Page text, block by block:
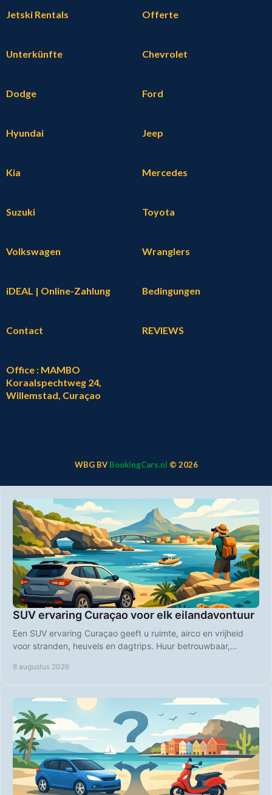
Jetski Rentals Offerte
Unterkünfte Chevrolet
Dodge Ford
Hyundai Jeep
Kia Mercedes
Suzuki Toyota
Volkswagen Wranglers
iDEAL | Online-Zahlung Bedingungen
Contact REVIEWS
Office : MAMBO
Koraalspechtweg 24,
Willemstad, Curaçao
WBG BV BookingCars.nl © 2026
SUV ervaring Curaçao voor elk eilandavontuur
Een SUV ervaring Curaçao geeft u ruimte, airco en vrijheid
voor stranden, heuvels en dagtrips. Huur betrouwbaar,
8 augustus 2026